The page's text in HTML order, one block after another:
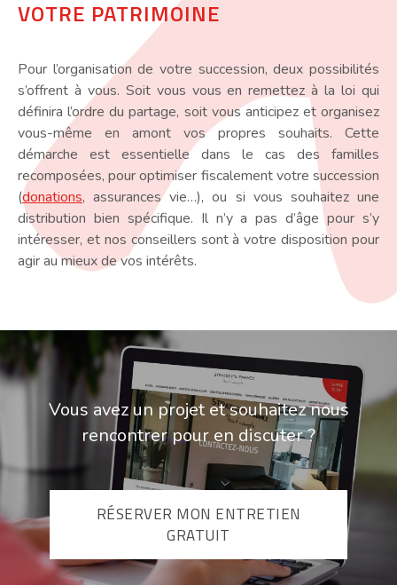
VOTRE PATRIMOINE
Pour l’organisation de votre succession, deux possibilités
s’offrent à vous. Soit vous vous en remettez à la loi qui
définira l’ordre du partage, soit vous anticipez et organisez
vous-même en amont vos propres souhaits. Cette
démarche est essentielle dans le cas des familles
recomposées, pour optimiser fiscalement votre succession
(donations, assurances vie…), ou si vous souhaitez une
distribution bien spécifique. Il n’y a pas d’âge pour s’y
intéresser, et nos conseillers sont à votre disposition pour
agir au mieux de vos intérêts.
Vous avez un projet et souhaitez nous
rencontrer pour en discuter ?
RÉSERVER MON ENTRETIEN
GRATUIT